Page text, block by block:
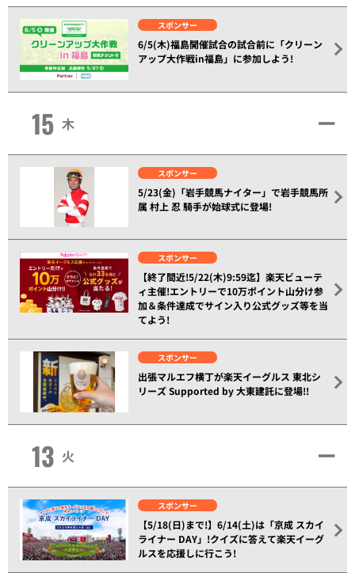
スポンサー
6/5(木)福島開催試合の試合前に「クリーン
アップ大作戦in福島」に参加しよう!
15 木
スポンサー
5/23(金)「岩手競馬ナイター」で岩手競馬所
属 村上 忍 騎手が始球式に登場!
スポンサー
【終了間近!5/22(木)9:59迄】楽天ビューテ
ィ主催!エントリーで10万ポイント山分け参
加＆条件達成でサイン入り公式グッズ等を当
てよう!
スポンサー
出張マルエフ横丁が楽天イーグルス 東北シ
リーズ Supported by 大東建託に登場!!
13 火
スポンサー
【5/18(日)まで!】6/14(土)は「京成 スカイ
ライナー DAY」!クイズに答えて楽天イーグ
ルスを応援しに行こう!